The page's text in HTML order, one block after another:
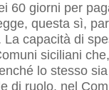
60 giorni per
questa sì,
La capacità di
siciliani
lo stesso
di ruolo, nel